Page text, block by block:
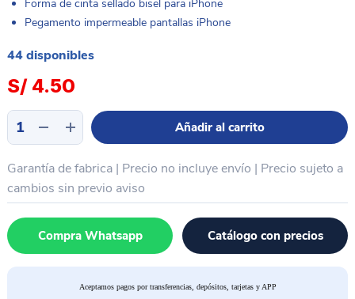
Forma de cinta sellado bisel para iPhone
Pegamento impermeable pantallas iPhone
44 disponibles
S/ 4.50
Adhesivo
bisel
pantalla
iPhone
Serie
14
G-
OCA
Añadir al carrito
Garantía de fabrica | Precio no incluye envío | Precio sujeto a
cambios sin previo aviso
Compra Whatsapp Catálogo con precios
Aceptamos pagos por transferencias, depósitos, tarjetas y APP